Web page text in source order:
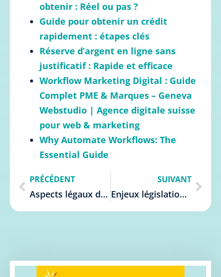
obtenir : Réel ou pas ?
Guide pour obtenir un crédit
rapidement : étapes clés
Réserve d’argent en ligne sans
justificatif : Rapide et efficace
Workflow Marketing Digital : Guide
Complet PME & Marques – Geneva
Webstudio | Agence digitale suisse
pour web & marketing
Why Automate Workflows: The
Essential Guide
PRÉCÉDENT
Aspects légaux des crédits Belgique : Guide complet
SUIVANT
Enjeux législation crédit Belgique : Guide complet